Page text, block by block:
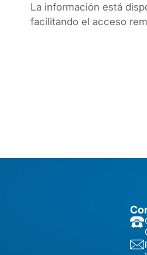
La información está
facilitando el acceso